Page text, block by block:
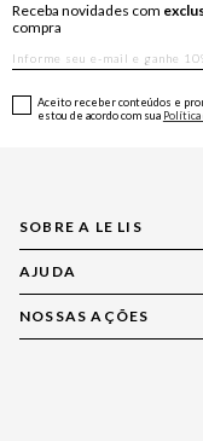
Receba novidades com
compra
Aceito receber conteúdos e
estou de acordo com sua Política
SOBRE A LE LIS
Quem Somos
Nossas Lojas
Política de
AJUDA
Compre pelo
Central de
NOSSAS AÇÕES